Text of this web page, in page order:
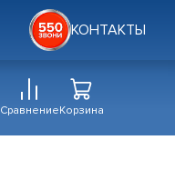
КОНТАКТЫ
СравнениеКорзина